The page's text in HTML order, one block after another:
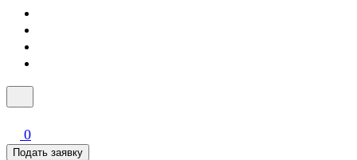
0
Подать заявку